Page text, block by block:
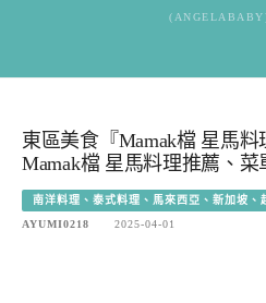
東區美食『Mamak檔 星馬
Mamak檔 星馬料理推薦、菜
南洋料理、泰式料理、馬來西亞、新加坡、
AYUMI0218
2025-04-01